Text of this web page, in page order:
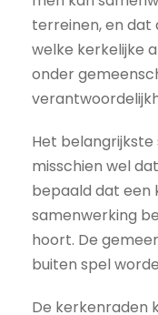
terreinen, en dat
welke kerkelijke
onder
Het belangrijkste
misschien wel
bepaald dat een
samenwerking
hoort. De
buiten spel
De kerkenraden